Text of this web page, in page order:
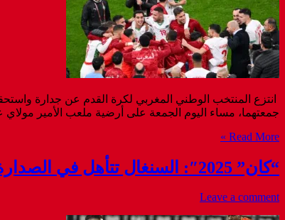
جمعتهما، مساء اليوم الجمعة على أرضية ملعب الأمير مولاي عبد الله بالرباط، برسم دور
Read More »
“كان” 2025″: السنغال تتأهل في الصدارة والكونغو وصيفة والبنين ضمن أفضل الثوالث
Leave a comment